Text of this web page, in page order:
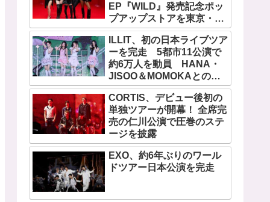
EP『WILD』発売記念ポッ
プアップストアを東京・原
宿で開催 限定グッズも登
場ILLIT、初の日本ライブツア
ーを完走 5都市11公演で
約6万人を動員 HANA・
JISOO＆MOMOKAとのス
ペシャルコラボも実現
CORTIS、デビュー後初の
単独ツアーが開幕！ 全席完
売の仁川公演で圧巻のステ
ージを披露
EXO、約6年ぶりのワール
ドツアー日本公演を完走